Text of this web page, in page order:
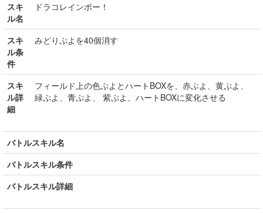
スキ
ル名
ドラコレインボー！
スキ
ル条
件
みどりぷよを40個消す
スキ
ル詳
細
フィールド上の色ぷよとハートBOXを、赤ぷよ、黄ぷよ、
緑ぷよ、青ぷよ、 紫ぷよ、ハートBOXに変化させる
バトルスキル名
バトルスキル条件
バトルスキル詳細